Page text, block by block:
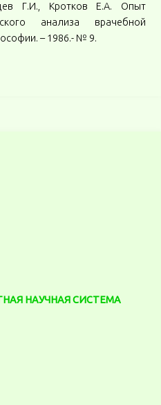
Г.И., Кротков Е.А. Опыт
анализа врачебной
– 1986.- № 9.
НАУЧНАЯ СИСТЕМА